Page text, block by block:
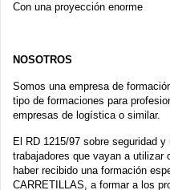
Con una proyección enorme
NOSOTROS
Somos una empresa de
tipo de formaciones para
empresas de logística o similar.
El RD 1215/97 sobre seguridad
trabajadores que vayan a utilizar
haber recibido una formación
CARRETILLAS, a formar a los